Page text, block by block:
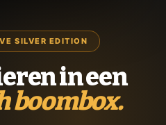
SILVER EDITION
in een
boombox.